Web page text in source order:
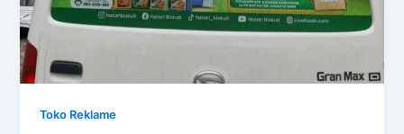
Toko Reklame